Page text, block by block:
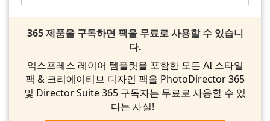
365 제품을 구독하면 팩을 무료로 사용할 수 있습니
다.
익스프레스 레이어 템플릿을 포함한 모든 AI 스타일
팩 & 크리에이티브 디자인 팩을 PhotoDirector 365
및 Director Suite 365 구독자는 무료로 사용할 수 있
다는 사실!